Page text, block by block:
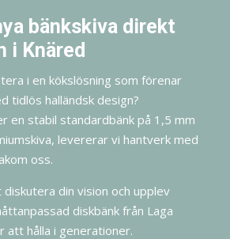
bänkskiva direkt
i Knäred
i en kökslösning som förenar
tidlös halländsk design?
en stabil standardbänk på 1,5 mm
levererar vi hantverk med
oss.
din vision och upplev
diskbänk från Laga
att hålla i generationer.